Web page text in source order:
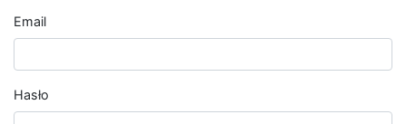
Email
Hasło